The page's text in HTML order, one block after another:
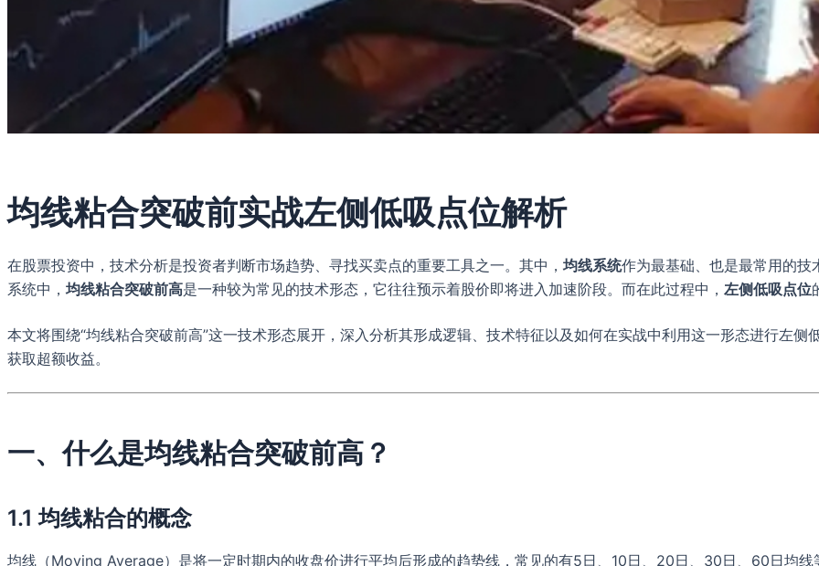
均线粘合突破前实战左侧低吸点位解析
在股票投资中，技术分析是投资者判断市场趋势、寻找买卖点的重要工具之一。其中， 均线系统作为最基础、也是最常用的
系统中， 均线粘合突破前高是一种较为常见的技术形态，它往往预示着股价即将进入加速阶段。而在此过程中， 左侧低吸点位
本文将围绕“均线粘合突破前高”这一技术形态展开，深入分析其形成逻辑、技术特征以及如何在实战中利用这一形态进行左
获取超额收益。
一、什么是均线粘合突破前高？
1.1 均线粘合的概念
均线（Moving Average）是将一定时期内的收盘价进行平均后形成的趋势线，常见的有5日、10日、20日、30日、60日均